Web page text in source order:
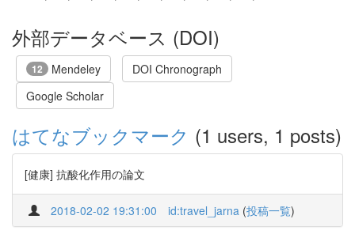
外部データベース (DOI)
12 Mendeley
DOI Chronograph
Google Scholar
はてなブックマーク (1 users, 1 posts)
[健康] 抗酸化作用の論文
2018-02-02 19:31:00 id:travel_jarna (投稿一覧)